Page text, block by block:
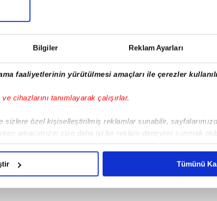
Bilgiler Reklam Ayarları
faaliyetlerinin yürütülmesi amaçları ile çerezler
cihazlarını tanımlayarak çalışırlar.
sizlere özel kişiselleştirilmiş reklamlar sunabilir,
amacımızın size daha iyi bir reklam deneyimi sunmak
gelen çabayı gösterdiğimizi ve bu noktada, reklamların
Tümünü